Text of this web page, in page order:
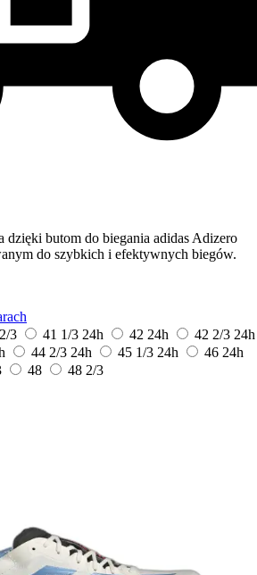
dzięki butom do biegania adidas Adizero
do szybkich i efektywnych biegów.
3 41 1/3 24h 42 24h 42 2/3 24h
44 2/3 24h 45 1/3 24h 46 24h
48
48 2/3